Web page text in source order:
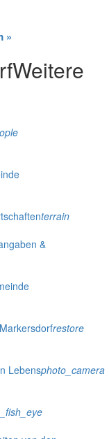
»
Weitere
terrain
&
restore
Lebensphoto_camera